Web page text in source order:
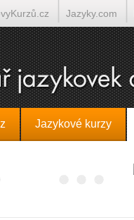
Jazykové kurzy
Jazyky.com
Překládá.cz Tlumočí.cz